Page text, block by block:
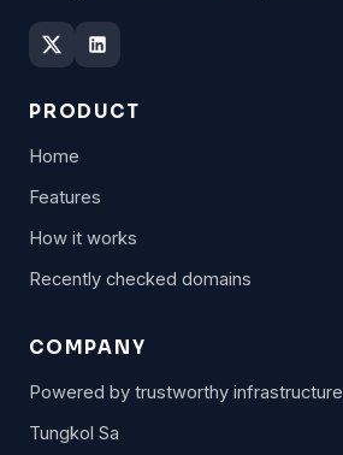
PRODUCT
Home
Features
How it works
Recently checked domains
COMPANY
Powered by trustworthy infrastructure
Tungkol Sa